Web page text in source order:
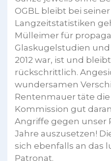
OGBL bleibt bei
Langzeitstatistiken
Mülleimer für
Glaskugelstudien
2012 war, ist und
rückschrittlich.
wundersamen
Rentenmauer täte
Kommission gut
Angriffe gegen unser
Jahre auszusetzen!
sich ebenfalls an das
Patronat.